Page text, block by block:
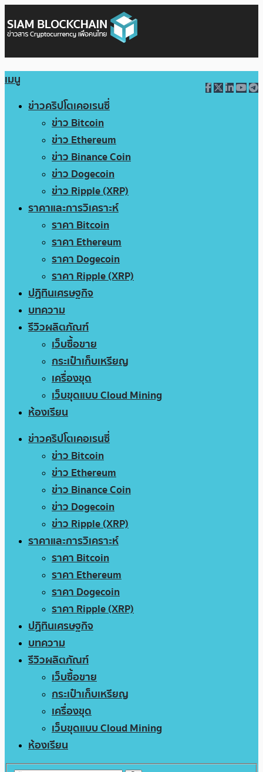
เมนู
ข่าวคริปโตเคอเรนซี่
ข่าว Bitcoin
ข่าว Ethereum
ข่าว Binance Coin
ข่าว Dogecoin
ข่าว Ripple (XRP)
ราคาและการวิเคราะห์
ราคา Bitcoin
ราคา Ethereum
ราคา Dogecoin
ราคา Ripple (XRP)
ปฏิทินเศรษฐกิจ
บทความ
รีวิวผลิตภัณฑ์
เว็บซื้อขาย
กระเป๋าเก็บเหรียญ
เครื่องขุด
เว็บขุดแบบ Cloud Mining
ห้องเรียน
ข่าวคริปโตเคอเรนซี่
ข่าว Bitcoin
ข่าว Ethereum
ข่าว Binance Coin
ข่าว Dogecoin
ข่าว Ripple (XRP)
ราคาและการวิเคราะห์
ราคา Bitcoin
ราคา Ethereum
ราคา Dogecoin
ราคา Ripple (XRP)
ปฏิทินเศรษฐกิจ
บทความ
รีวิวผลิตภัณฑ์
เว็บซื้อขาย
กระเป๋าเก็บเหรียญ
เครื่องขุด
เว็บขุดแบบ Cloud Mining
ห้องเรียน